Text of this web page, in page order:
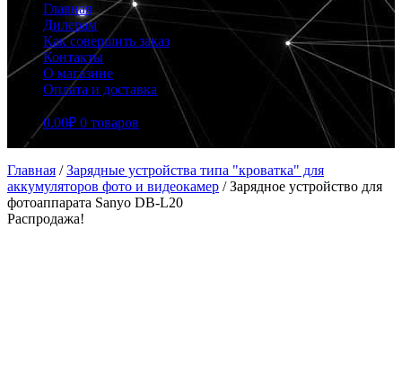
Главная
Дилерам
Как совершить заказ
Контакты
О магазине
Оплата и доставка
0.00₽ 0 товаров
Главная /Зарядные устройства типа "кроватка" для
аккумуляторов фото и видеокамер /Зарядное устройство для
фотоаппарата Sanyo DB-L20
Распродажа!